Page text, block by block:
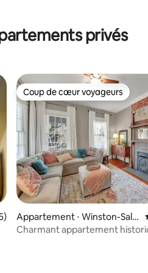
sur 5
privés
moyenne sur la base de 6
Coup de cœur voyageurs
Coup de cœur voyageurs
Appartement ⋅ Winston-Sale
m
Charmant appartement